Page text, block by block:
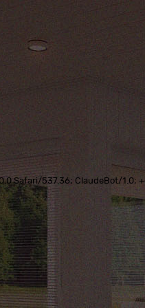
Safari/537.36; ClaudeBot/1.0;